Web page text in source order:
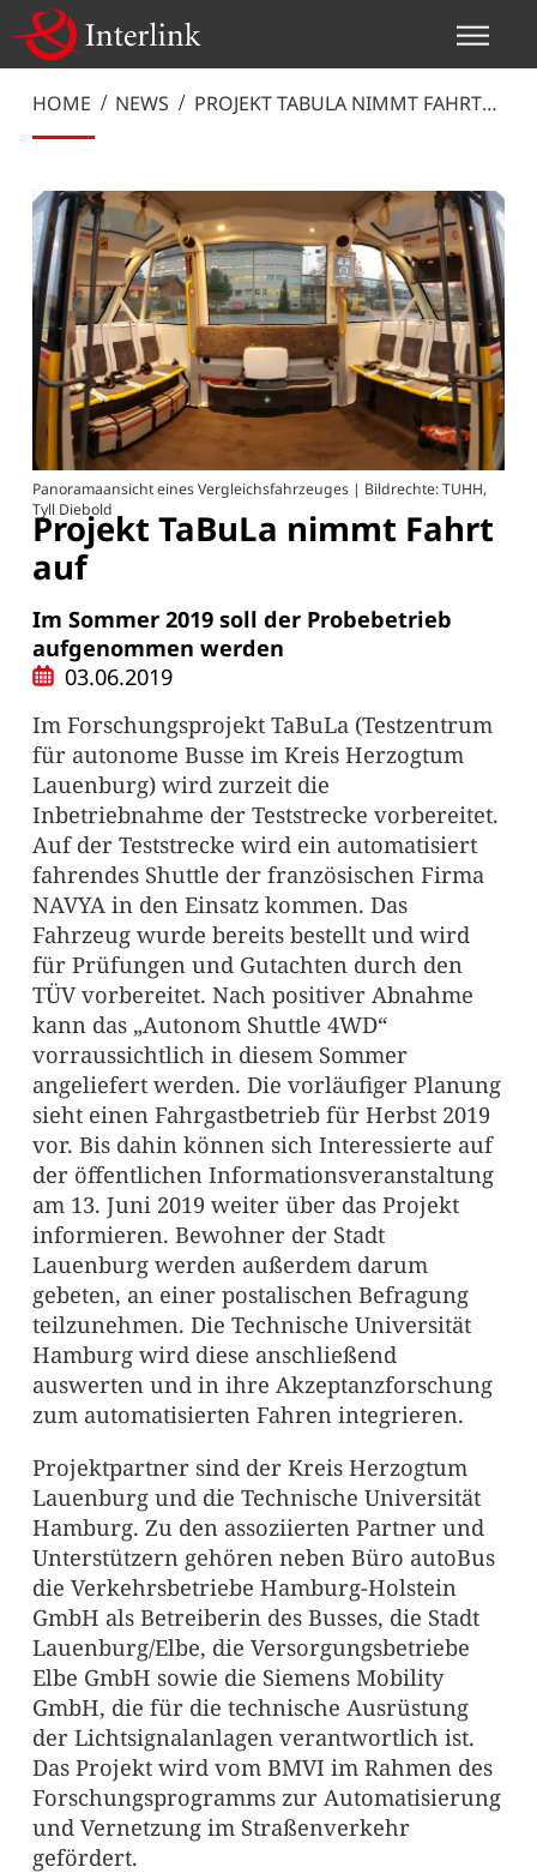
HOME NEWS
PROJEKT TABULA NIMMT FAHRT
Panoramaansicht eines Vergleichsfahrzeuges | Bildrechte: TUHH,
Tyll Diebold
Projekt TaBuLa nimmt Fahrt
auf
Im Sommer 2019 soll der Probebetrieb
aufgenommen werden
03.06.2019
Im Forschungsprojekt TaBuLa (Testzentrum
für autonome Busse im Kreis Herzogtum
Lauenburg) wird zurzeit die
Inbetriebnahme der Teststrecke vorbereitet.
Auf der Teststrecke wird ein automatisiert
fahrendes Shuttle der französischen Firma
NAVYA in den Einsatz kommen. Das
Fahrzeug wurde bereits bestellt und wird
für Prüfungen und Gutachten durch den
TÜV vorbereitet. Nach positiver Abnahme
kann das „Autonom Shuttle 4WD“
vorraussichtlich in diesem Sommer
angeliefert werden. Die vorläufiger Planung
sieht einen Fahrgastbetrieb für Herbst 2019
vor. Bis dahin können sich Interessierte auf
der öffentlichen Informationsveranstaltung
am 13. Juni 2019 weiter über das Projekt
informieren. Bewohner der Stadt
Lauenburg werden außerdem darum
gebeten, an einer postalischen Befragung
teilzunehmen. Die Technische Universität
Hamburg wird diese anschließend
auswerten und in ihre Akzeptanzforschung
zum automatisierten Fahren integrieren.
Projektpartner sind der Kreis Herzogtum
Lauenburg und die Technische Universität
Hamburg. Zu den assoziierten Partner und
Unterstützern gehören neben Büro autoBus
die Verkehrsbetriebe Hamburg-Holstein
GmbH als Betreiberin des Busses, die Stadt
Lauenburg/Elbe, die Versorgungsbetriebe
Elbe GmbH sowie die Siemens Mobility
GmbH, die für die technische Ausrüstung
der Lichtsignalanlagen verantwortlich ist.
Das Projekt wird vom BMVI im Rahmen des
Forschungsprogramms zur Automatisierung
und Vernetzung im Straßenverkehr
gefördert.